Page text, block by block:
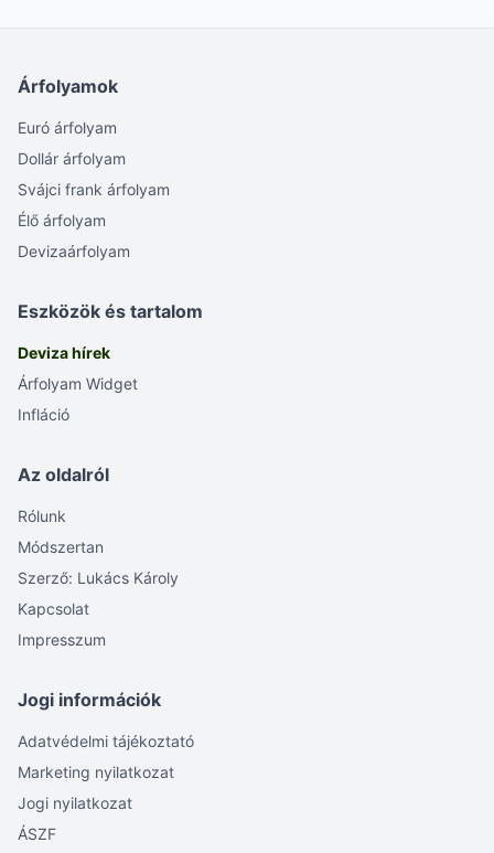
Árfolyamok
Euró árfolyam
Dollár árfolyam
Svájci frank árfolyam
Élő árfolyam
Devizaárfolyam
Eszközök és tartalom
Deviza hírek
Árfolyam Widget
Infláció
Az oldalról
Rólunk
Módszertan
Szerző: Lukács Károly
Kapcsolat
Impresszum
Jogi információk
Adatvédelmi tájékoztató
Marketing nyilatkozat
Jogi nyilatkozat
ÁSZF